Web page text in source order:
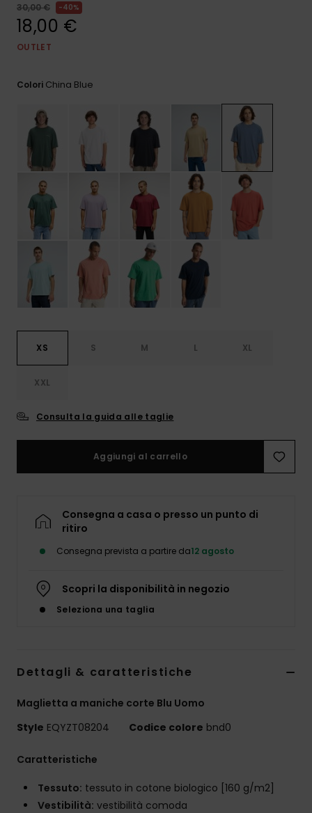
30,00 €
40%
18,00 €
OUTLET
Colori China Blue
XS S M L XL
XXL
Consulta la guida alle taglie
Aggiungi al carrello
Consegna a casa o presso un punto di
ritiro
Consegna prevista a partire da12 agosto
Scopri la disponibilità in negozio
Seleziona una taglia
Dettagli & caratteristiche
Maglietta a maniche corte Blu Uomo
Style EQYZT08204 Codice colore bnd0
Caratteristiche
Tessuto: tessuto in cotone biologico [160 g/m2]
Vestibilità: vestibilità comoda